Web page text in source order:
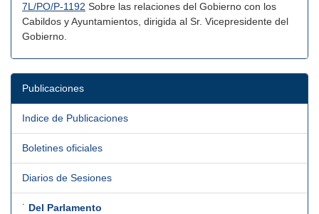
7L/PO/P-1192 Sobre las relaciones del Gobierno con los
Cabildos y Ayuntamientos, dirigida al Sr. Vicepresidente del
Gobierno.
Publicaciones
Indice de Publicaciones
Boletines oficiales
Diarios de Sesiones
˙ Del Parlamento